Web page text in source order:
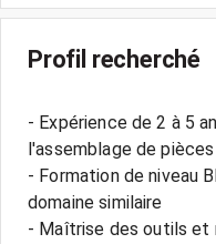
Profil recherché
- Expérience de 2 à 5
l'assemblage de
- Formation de niveau
domaine similaire
- Maîtrise des outils et